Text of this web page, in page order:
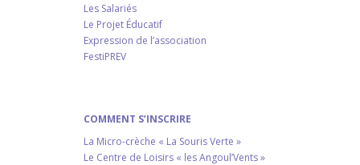
Les Salariés
Le Projet Éducatif
Expression de l’association
FestiPREV
COMMENT S’INSCRIRE
La Micro-crèche « La Souris Verte »
Le Centre de Loisirs « les Angoul’Vents »